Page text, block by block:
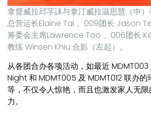
拿督威拉邱芓訸与拿汀威拉温思慧（中
总营运长Elaine Tai 、009团长 Jason
筹委会主席Lawrence Too 、006团长
教练 Winsen Khiu 合影（左起）。
从各团合办各项活动，如最近
Night 和 MDMT005 及 MDMT012 联办
等，不仅令人惊艳，而且也激发家人无
力。